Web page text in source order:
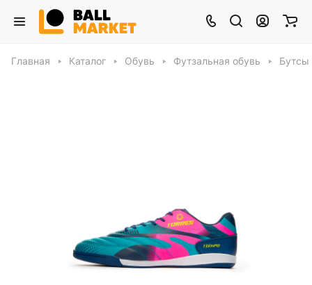
Главная Каталог Обувь Футзальная обувь Бутсы